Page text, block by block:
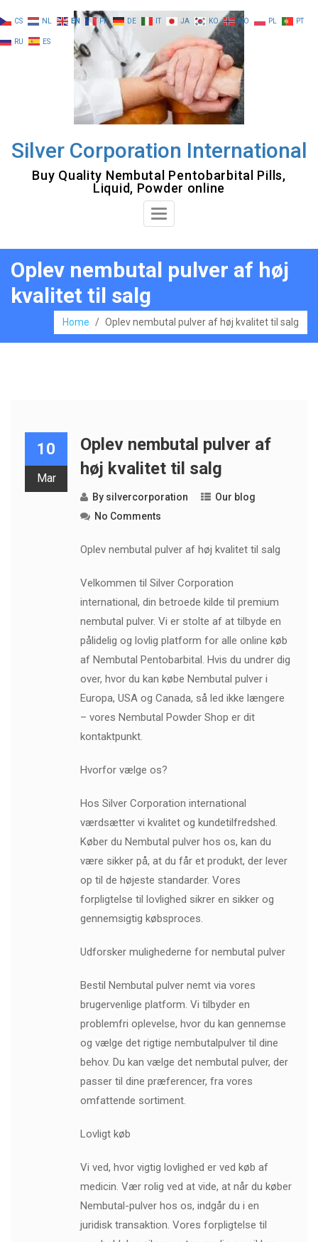
to
content
Silver Corporation International
Buy Quality Nembutal Pentobarbital Pills,
Liquid, Powder online
Toggle
Oplev nembutal pulver af høj
kvalitet til salg
Home / Oplev nembutal pulver af høj kvalitet til salg
10
Mar
Oplev nembutal pulver af
høj kvalitet til salg
By silvercorporation
Our blog
No Comments
Oplev nembutal pulver af høj kvalitet til salg
Velkommen til Silver Corporation
international, din betroede kilde til premium
nembutal pulver. Vi er stolte af at tilbyde en
pålidelig og lovlig platform for alle online køb
af Nembutal Pentobarbital. Hvis du undrer dig
over, hvor du kan købe Nembutal pulver i
Europa, USA og Canada, så led ikke længere
– vores Nembutal Powder Shop er dit
kontaktpunkt.
Hvorfor vælge os?
Hos Silver Corporation international
værdsætter vi kvalitet og kundetilfredshed.
Køber du Nembutal pulver hos os, kan du
være sikker på, at du får et produkt, der lever
op til de højeste standarder. Vores
forpligtelse til lovlighed sikrer en sikker og
gennemsigtig købsproces.
Udforsker mulighederne for nembutal pulver
Bestil Nembutal pulver nemt via vores
brugervenlige platform. Vi tilbyder en
problemfri oplevelse, hvor du kan gennemse
og vælge det rigtige nembutalpulver til dine
behov. Du kan vælge det nembutal pulver, der
passer til dine præferencer, fra vores
omfattende sortiment.
Lovligt køb
Vi ved, hvor vigtig lovlighed er ved køb af
medicin. Vær rolig ved at vide, at når du køber
Nembutal-pulver hos os, indgår du i en
juridisk transaktion. Vores forpligtelse til
CS NL EN FR DE IT JA KO NO PL PT
RU ES